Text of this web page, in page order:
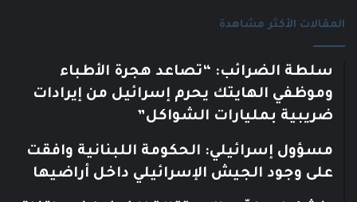
المقالات الأكثر مشاهدة
سلطة الضرائب: “تصاعد هجرة الأطباء
وموظفي الهايتك يحرم إسرائيل من إيرادات
ضريبية بمليارات الشواكل”
مسؤول إسرائيلي: الحكومة اللبنانية وافقت
على وجود الجيش الإسرائيلي داخل أراضيها